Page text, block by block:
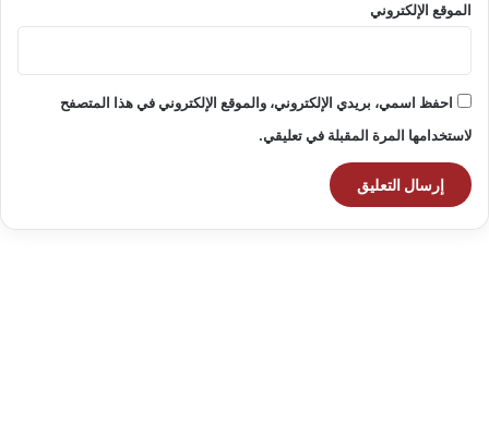
الموقع الإلكتروني
احفظ اسمي، بريدي الإلكتروني، والموقع الإلكتروني في هذا المتصفح
لاستخدامها المرة المقبلة في تعليقي.